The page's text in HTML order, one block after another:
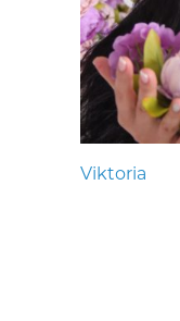
Viktoria